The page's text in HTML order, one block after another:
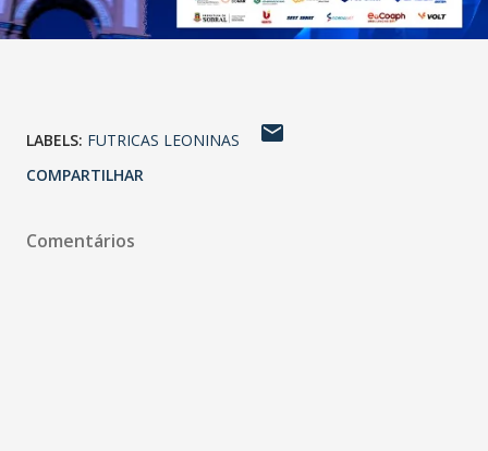
LABELS: FUTRICAS LEONINAS
COMPARTILHAR
Comentários